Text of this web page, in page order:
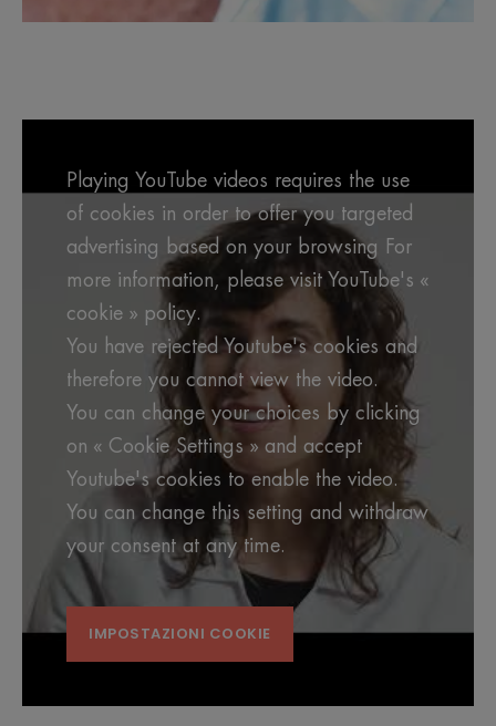
Playing YouTube videos requires the use
of cookies in order to offer you targeted
advertising based on your browsing For
more information, please visit YouTube's «
cookie » policy.
You have rejected Youtube's cookies and
therefore you cannot view the video.
You can change your choices by clicking
on « Cookie Settings » and accept
Youtube's cookies to enable the video.
You can change this setting and withdraw
your consent at any time.
IMPOSTAZIONI COOKIE